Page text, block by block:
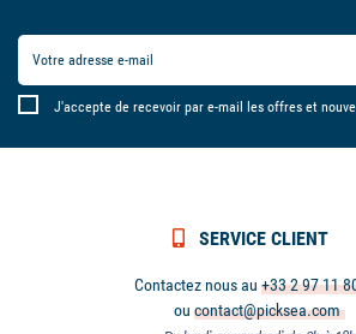
J'accepte de recevoir par e-mail les offres et
SERVICE CLIENT
Contactez nous au +33 2 97 11
ou contact@picksea.com